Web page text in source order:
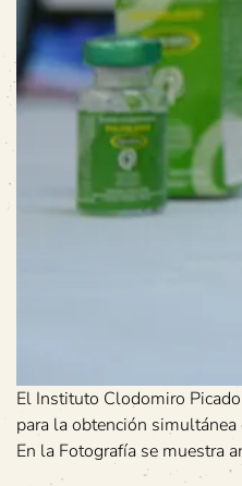
El Instituto Clodomiro
para la obtención
En la Fotografía se muestra